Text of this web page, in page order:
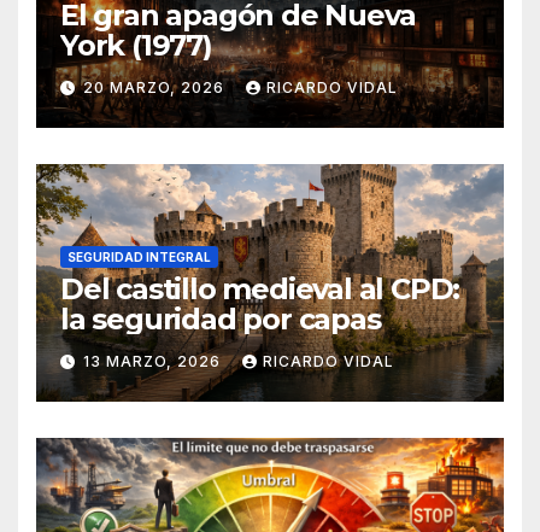
El gran apagón de Nueva
York (1977)
20 MARZO, 2026 RICARDO VIDAL
SEGURIDAD INTEGRAL
Del castillo medieval al CPD:
la seguridad por capas
13 MARZO, 2026 RICARDO VIDAL